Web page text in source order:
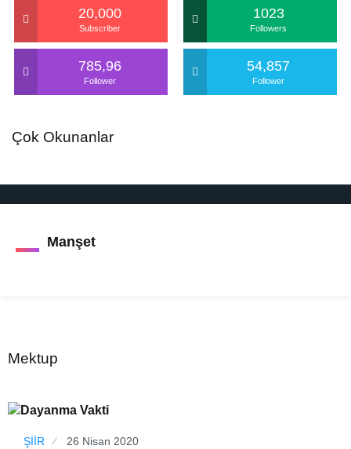
20,000
Subscriber
1023
Followers
785,96
Follower
54,857
Follower
Çok Okunanlar
Manşet
Mektup
ŞİİR 26 Nisan 2020